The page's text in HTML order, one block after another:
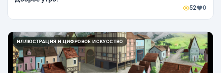
52 0
ИЛЛЮСТРАЦИЯ И ЦИФРОВОЕ ИСКУССТВО